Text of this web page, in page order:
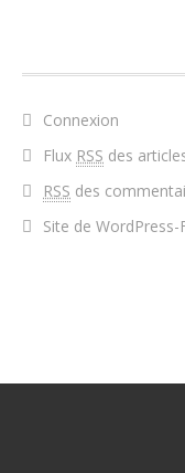
Connexion
Flux RSS des
RSS des
Site de WordPress-